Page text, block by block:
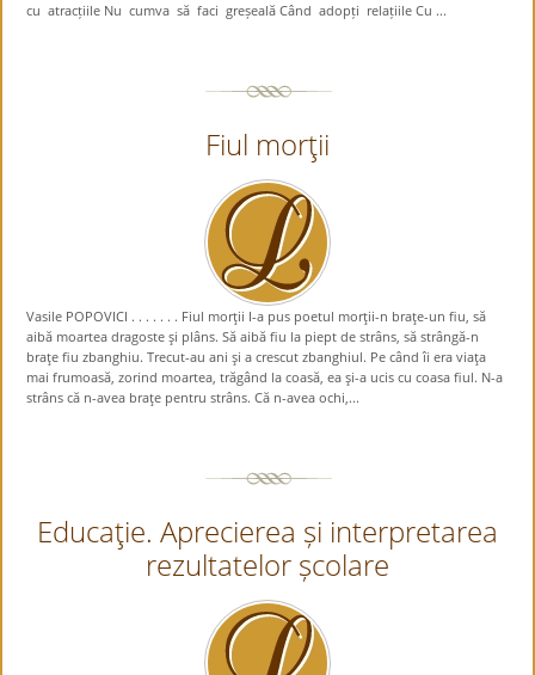
cu atracțiile Nu cumva să faci greșeală Când adopți relațiile Cu ...
Fiul morţii
Vasile POPOVICI . . . . . . . Fiul morţii I-a pus poetul morţii-n braţe-un fiu, să
aibă moartea dragoste şi plâns. Să aibă fiu la piept de strâns, să strângă-n
braţe fiu zbanghiu. Trecut-au ani şi a crescut zbanghiul. Pe când îi era viaţa
mai frumoasă, zorind moartea, trăgând la coasă, ea şi-a ucis cu coasa fiul. N-a
strâns că n-avea braţe pentru strâns. Că n-avea ochi,...
Educaţie. Aprecierea și interpretarea
rezultatelor școlare